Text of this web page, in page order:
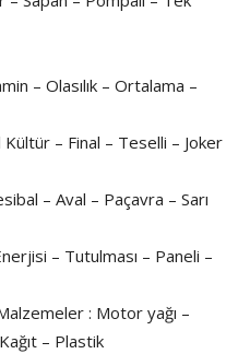
– Olasılık – Ortalama –
Kültür – Final – Teselli – Joker
– Aval – Paçavra – Sarı
– Tutulması – Paneli –
: Motor yağı –
– Plastik